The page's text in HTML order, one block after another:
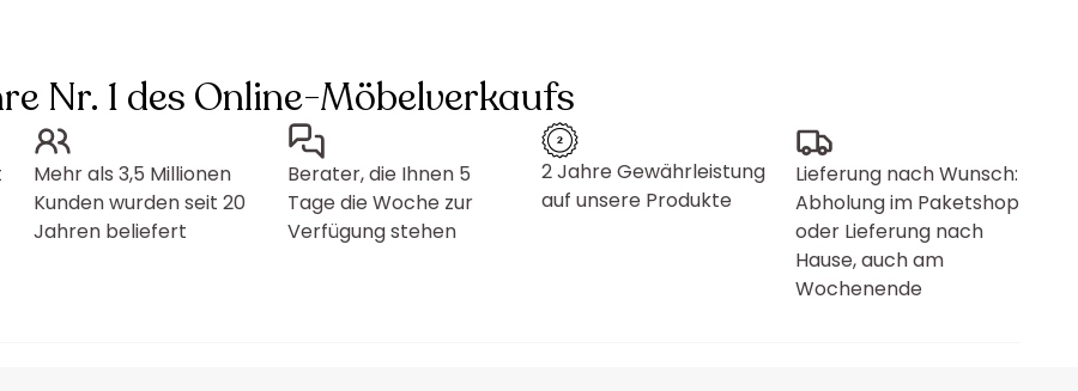
Nr. 1 des Online-Möbelverkaufs
Mehr als 3,5 Millionen
Kunden wurden seit 20
Jahren beliefert
Berater, die Ihnen 5
Tage die Woche zur
Verfügung stehen
2 Jahre Gewährleistung
auf unsere Produkte
Lieferung nach Wunsch:
Abholung im Paketshop
oder Lieferung nach
Hause, auch am
Wochenende